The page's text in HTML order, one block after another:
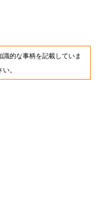
的な事柄を記載していま
。